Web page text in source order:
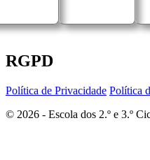
RGPD
Política de Privacidade Política
© 2026 - Escola dos 2.º e 3.º